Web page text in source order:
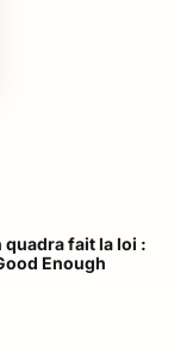
quadra fait la loi :
Enough